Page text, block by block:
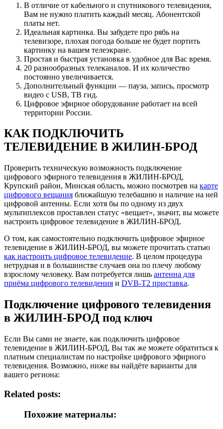
В отличие от кабельного и спутникового телевидения,
Вам не нужно платить каждый месяц. Абонентской
платы нет.
Идеальная картинка. Вы забудете про рябь на
телевизоре, плохая погода больше не будет портить
картинку на вашем телеэкране.
Простая и быстрая установка в удобное для Вас время.
20 разнообразных телеканалов. И их количество
постоянно увеличивается.
Дополнительный функции — пауза, запись, просмотр
видео с USB, ТВ гид.
Цифровое эфирное оборудование работает на всей
территории России.
КАК ПОДКЛЮЧИТЬ
ТЕЛЕВИДЕНИЕ В ЖИЛИН-БРОД
Проверить техническую возможность подключение
цифрового эфирного телевидения в ЖИЛИН-БРОД,
Крупский район, Минская область, можно посмотрев на карте
цифрового вещания ближайшую телебашню и наличие на ней
цифровой антенны. Если хотя бы по одному из двух
мультиплексов проставлен статус «вещает», значит, вы можете
настроить цифровое телевидение в ЖИЛИН-БРОД.
О том, как самостоятельно подключить цифровое эфирное
телевидение в ЖИЛИН-БРОД, вы можете прочитать статью
как настроить цифровое телевидение. В целом процедура
нетрудная и в большинстве случаев она по плечу любому
взрослому человеку. Вам потребуется лишь антенна для
приёма цифрового телевидения и DVB-T2 приставка.
Подключение цифрового телевидения
в ЖИЛИН-БРОД под ключ
Если Вы сами не знаете, как подключить цифровое
телевидение в ЖИЛИН-БРОД, Вы так же можете обратиться к
платным специалистам по настройке цифрового эфирного
телевидения. Возможно, ниже вы найдёте варианты для
вашего региона:
Related posts:
Похожие материалы: